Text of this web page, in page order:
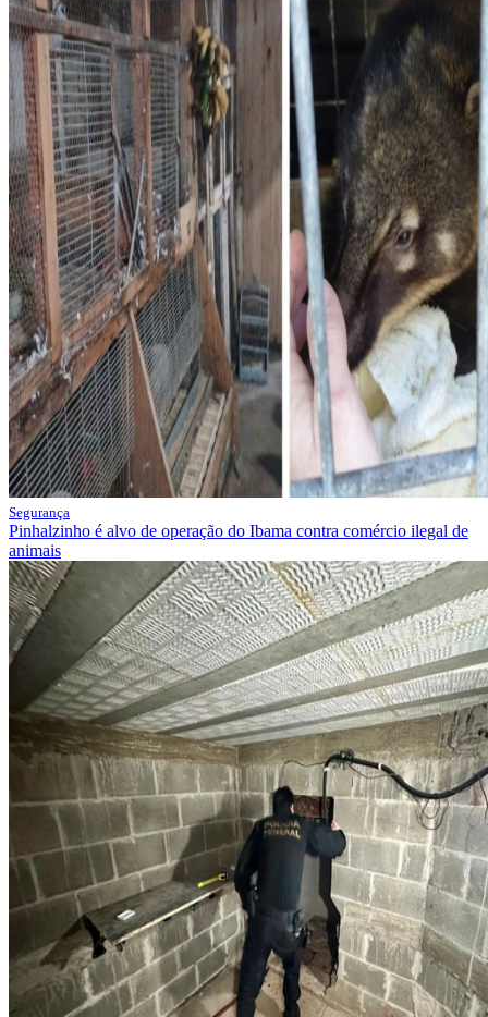
Segurança
Pinhalzinho é alvo de operação do Ibama contra comércio ilegal de
animais